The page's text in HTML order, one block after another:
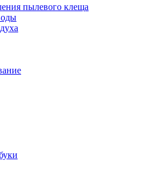
пылевого клеща